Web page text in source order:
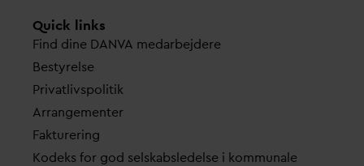
Quick links
Find dine DANVA medarbejdere
Bestyrelse
Privatlivspolitik
Arrangementer
Fakturering
Kodeks for god selskabsledelse i kommunale